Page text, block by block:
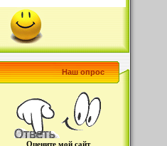
Наш опрос